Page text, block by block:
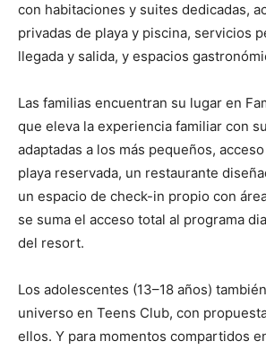
con habitaciones y suites dedicadas,
privadas de playa y piscina, servicios
llegada y salida, y espacios
Las familias encuentran su lugar en
que eleva la experiencia familiar con
adaptadas a los más pequeños,
playa reservada, un restaurante
un espacio de check-in propio con
se suma el acceso total al programa
del resort.
Los adolescentes (13–18 años)
universo en Teens Club, con
ellos. Y para momentos compartidos